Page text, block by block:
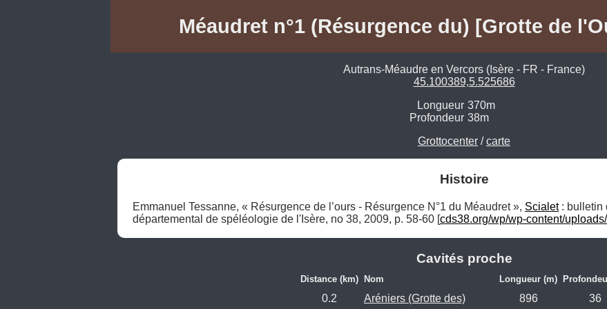
Méaudret n°1 (Résurgence du) [Grotte de
Autrans-Méaudre en Vercors (Isère - FR - France)
45.100389,5.525686
Longueur 370m
Profondeur 38m
Grottocenter /carte
Histoire
Emmanuel Tessanne, « Résurgence de l’ours - Résurgence N°1 du Méaudret », Scialet : bulletin
départemental de spéléologie de l'Isère, no 38,‎ 2009, p. 58-60 [cds38.org/wp/wp-content/
Cavités proche
Distance (km) Nom Longueur (m)
0.2 Aréniers (Grotte des) 896
36